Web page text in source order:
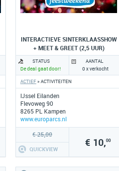
INTERACTIEVE SINTERKLAASSHOW
+ MEET & GREET (2,5 UUR)
IJssel Eilanden
Flevoweg 90
8265 PL Kampen
www.europarcs.nl
ACTIEF» ACTIVITEITEN
STATUS
De deal gaat door!
AANTAL
0 x verkocht
€ 25,00
QUICKVIEW
€ 10,00